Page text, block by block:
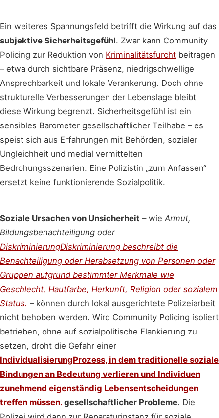
Ein weiteres Spannungsfeld betrifft die Wirkung auf das
subjektive Sicherheitsgefühl. Zwar kann Community
Policing zur Reduktion von Kriminalitätsfurcht beitragen
– etwa durch sichtbare Präsenz, niedrigschwellige
Ansprechbarkeit und lokale Verankerung. Doch ohne
strukturelle Verbesserungen der Lebenslage bleibt
diese Wirkung begrenzt. Sicherheitsgefühl ist ein
sensibles Barometer gesellschaftlicher Teilhabe – es
speist sich aus Erfahrungen mit Behörden, sozialer
Ungleichheit und medial vermittelten
Bedrohungsszenarien. Eine Polizistin „zum Anfassen“
ersetzt keine funktionierende Sozialpolitik.
Soziale Ursachen von Unsicherheit – wie Armut,
Bildungsbenachteiligung oder
DiskriminierungDiskriminierung beschreibt die
Benachteiligung oder Herabsetzung von Personen oder
Gruppen aufgrund bestimmter Merkmale wie
Geschlecht, Hautfarbe, Herkunft, Religion oder sozialem
Status. – können durch lokal ausgerichtete Polizeiarbeit
nicht behoben werden. Wird Community Policing isoliert
betrieben, ohne auf sozialpolitische Flankierung zu
setzen, droht die Gefahr einer
IndividualisierungProzess, in dem traditionelle soziale
Bindungen an Bedeutung verlieren und Individuen
zunehmend eigenständig Lebensentscheidungen
treffen müssen. gesellschaftlicher Probleme. Die